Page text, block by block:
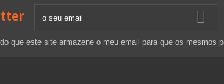
que este site armazene o meu email para que os mesmos